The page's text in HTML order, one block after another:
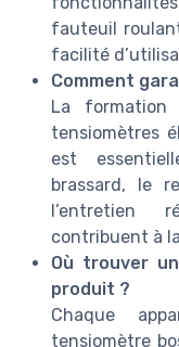
fauteuil
facilité
Comment
La formation
tensiomètres
est
brassard, le
l’entretien
contribuent à
Où trouver
produit ?
Chaque
tensiomètre